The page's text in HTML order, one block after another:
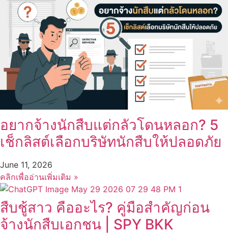
อยากจ้างนักสืบแต่กลัวโดนหลอก? 5
เช็กลิสต์เลือกบริษัทนักสืบให้ปลอดภัย
June 11, 2026
คลิกเพื่ออ่านเพิ่มเติม »
สืบชู้สาว คืออะไร? คู่มือสำคัญก่อน
จ้างนักสืบเอกชน | SPY BKK